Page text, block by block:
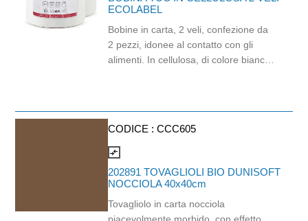
nero e il design lineare la rendono
servizi beverage di qualità. Idonea al
contatto con gli alimenti fino a 40°C.
Lunghezza 15cm, diametro Ø8 mm.
ECOLABEL
Bobine in carta, 2 veli, confezione da
2 pezzi, idonee al contatto con gli
alimenti. In cellulosa, di colore bianco
ECOLABEL e FSC.
CODICE : CCC605
compare_arrows
202891 TOVAGLIOLI BIO DUNISOFT
NOCCIOLA 40x40cm
Tovagliolo in carta nocciola